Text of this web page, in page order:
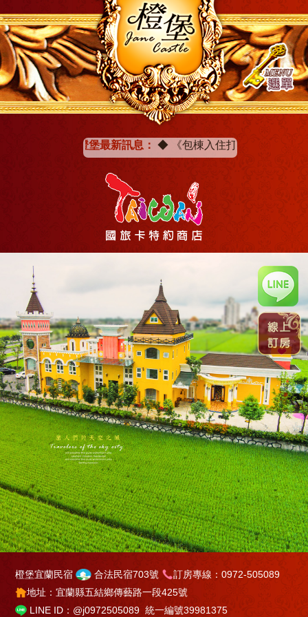
橙堡最新訊息： ◆《包棟入住打卡分享》即贈
橙堡宜蘭民宿 合法民宿703號
訂房專線：0972-505089
地址：宜蘭縣五結鄉傳藝路一段425號
LINE ID：@j0972505089 統一編號39981375